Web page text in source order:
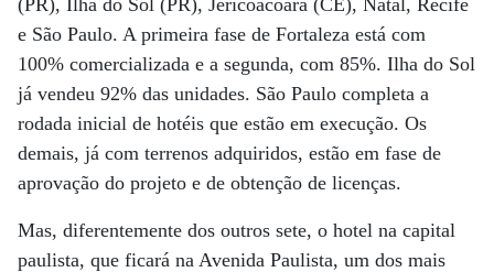
(PR), Ilha do Sol (PR), Jericoacoara (CE), Natal, Recife
e São Paulo. A primeira fase de Fortaleza está com
100% comercializada e a segunda, com 85%. Ilha do Sol
já vendeu 92% das unidades. São Paulo completa a
rodada inicial de hotéis que estão em execução. Os
demais, já com terrenos adquiridos, estão em fase de
aprovação do projeto e de obtenção de licenças.
Mas, diferentemente dos outros sete, o hotel na capital
paulista, que ficará na Avenida Paulista, um dos mais